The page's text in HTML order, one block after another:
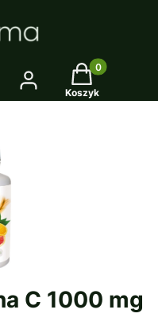
Twój koszyk:
Koszyk
C 1000 mg